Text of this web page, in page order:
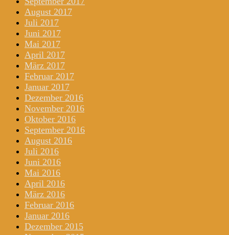
August 2017
Juli 2017
Juni 2017
Mai 2017
April 2017
März 2017
Februar 2017
Januar 2017
Dezember 2016
November 2016
Oktober 2016
September 2016
August 2016
Juli 2016
Juni 2016
Mai 2016
April 2016
März 2016
Februar 2016
Januar 2016
Dezember 2015